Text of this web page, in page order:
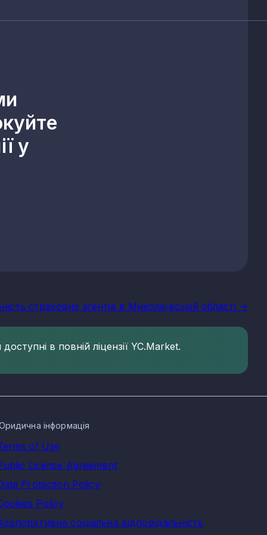
у
страхових агентів в Миколаївській області ->
в повній ліцензії YC.Market.
інформація
of Use
License Agreement
Protection Policy
Policy
соціальна відповідальність